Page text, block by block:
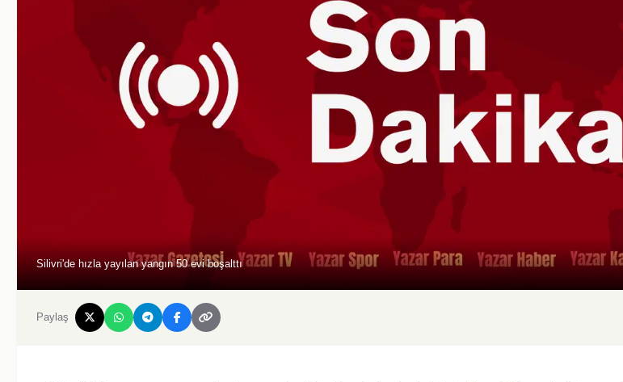
Silivri'de hızla yayılan yangın 50 evi boşalttı
Paylaş